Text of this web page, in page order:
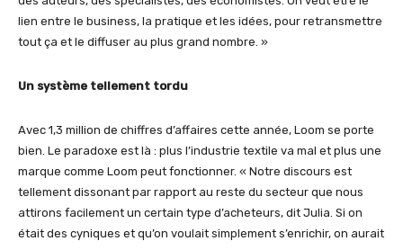
lien entre le business, la pratique et les idées, pour retransmettre
tout ça et le diffuser au plus grand nombre. »
Un système tellement tordu
Avec 1,3 million de chiffres d’affaires cette année, Loom se porte
bien. Le paradoxe est là : plus l’industrie textile va mal et plus une
marque comme Loom peut fonctionner. « Notre discours est
tellement dissonant par rapport au reste du secteur que nous
attirons facilement un certain type d’acheteurs, dit Julia. Si on
était des cyniques et qu’on voulait simplement s’enrichir, on aurait